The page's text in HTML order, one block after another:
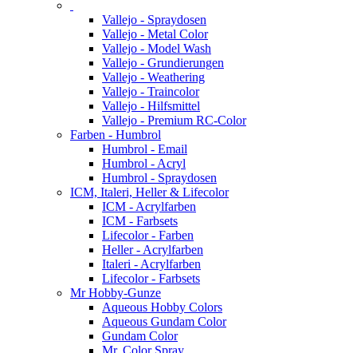
Vallejo - Spraydosen
Vallejo - Metal Color
Vallejo - Model Wash
Vallejo - Grundierungen
Vallejo - Weathering
Vallejo - Traincolor
Vallejo - Hilfsmittel
Vallejo - Premium RC-Color
Farben - Humbrol
Humbrol - Email
Humbrol - Acryl
Humbrol - Spraydosen
ICM, Italeri, Heller & Lifecolor
ICM - Acrylfarben
ICM - Farbsets
Lifecolor - Farben
Heller - Acrylfarben
Italeri - Acrylfarben
Lifecolor - Farbsets
Mr Hobby-Gunze
Aqueous Hobby Colors
Aqueous Gundam Color
Gundam Color
Mr. Color Spray